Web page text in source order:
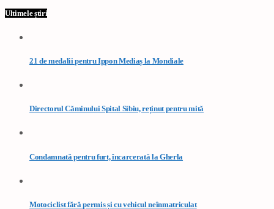
Ultimele știri
21 de medalii pentru Ippon Mediaș la Mondiale
Directorul Căminului Spital Sibiu, reținut pentru mită
Condamnată pentru furt, încarcerată la Gherla
Motociclist fără permis și cu vehicul neînmatriculat